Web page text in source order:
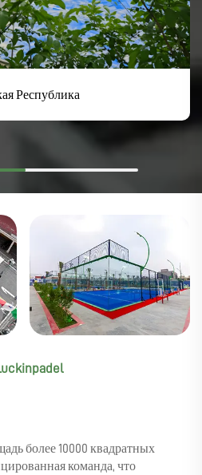
Республика
более 10000 квадратных
команда, что